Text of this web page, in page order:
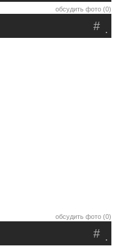
обсудить фото (0)
.
#
обсудить фото (0)
.
#